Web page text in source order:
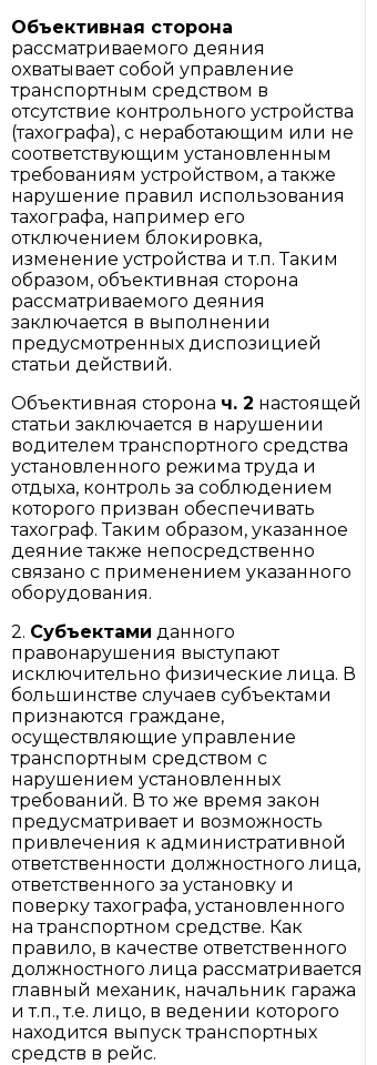
Объективная сторона
рассматриваемого деяния
охватывает собой управление
транспортным средством в
отсутствие контрольного устройства
(тахографа), с неработающим или не
соответствующим установленным
требованиям устройством, а также
нарушение правил использования
тахографа, например его
отключением блокировка,
изменение устройства и т.п. Таким
образом, объективная сторона
рассматриваемого деяния
заключается в выполнении
предусмотренных диспозицией
статьи действий.
Объективная сторона ч. 2 настоящей
статьи заключается в нарушении
водителем транспортного средства
установленного режима труда и
отдыха, контроль за соблюдением
которого призван обеспечивать
тахограф. Таким образом, указанное
деяние также непосредственно
связано с применением указанного
оборудования.
2. Субъектами данного
правонарушения выступают
исключительно физические лица. В
большинстве случаев субъектами
признаются граждане,
осуществляющие управление
транспортным средством с
нарушением установленных
требований. В то же время закон
предусматривает и возможность
привлечения к административной
ответственности должностного лица,
ответственного за установку и
поверку тахографа, установленного
на транспортном средстве. Как
правило, в качестве ответственного
должностного лица рассматривается
главный механик, начальник гаража
и т.п., т.е. лицо, в ведении которого
находится выпуск транспортных
средств в рейс.